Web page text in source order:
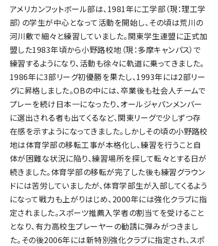
アメリカンフットボール部は、1981年に工学部（現：理工学
部）の学生が中心となって活動を開始し、その頃は荒川の
河川敷で細々と練習していました。関東学生連盟に正式加
盟した1983年頃から小野路校地（現：多摩キャンパス）で
練習するようになり、活動も徐々に軌道に乗ってきました。
1986年に3部リーグ初優勝を果たし、1993年には2部リー
グに昇格しました。OBの中には、卒業後も社会人チームで
プレーを続け日本一になったり、オールジャパンメンバー
に選出される者も出てくるなど、関東リーグで少しずつ存
在感を示すようになってきました。しかしその頃の小野路校
地は体育学部の移転工事が本格化し、練習を行うこと自
体が困難な状況に陥り、練習場所を探して転々とする日が
続きました。体育学部の移転が完了した後も練習グラウン
ドには苦労していましたが、体育学部生が入部してくるよう
になって戦力も上がりはじめ、2000年には強化クラブに指
定されました。スポーツ推薦入学者の割当てを受けること
となり、有力高校生プレーヤーの勧誘に弾みがつきまし
た。その後2006年には新特別強化クラブに指定され、スポ